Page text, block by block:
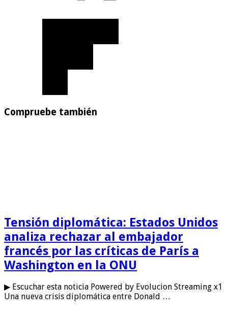
Compruebe también
Tensión diplomática: Estados Unidos
analiza rechazar al embajador
francés por las críticas de París a
Washington en la ONU
▶ Escuchar esta noticia Powered by Evolucion Streaming x1
Una nueva crisis diplomática entre Donald …